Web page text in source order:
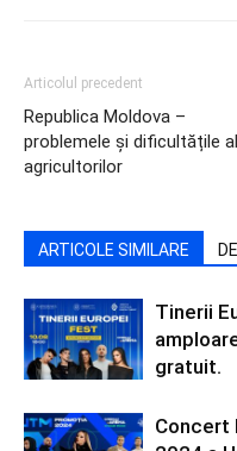
Articolul precedent
Republica Moldova –
problemele și dificultățile
agricultorilor
ARTICOLE SIMILARE
Tinerii
gratuit.
Concert